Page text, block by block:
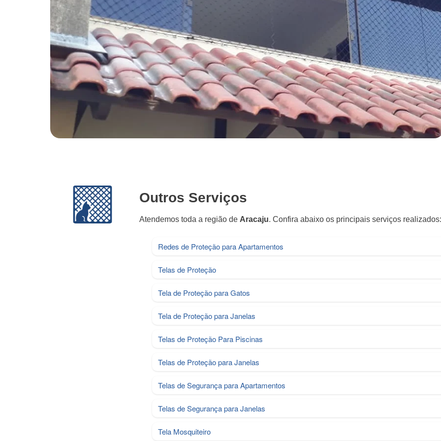
Outros Serviços
Atendemos toda a região de Aracaju. Confira abaixo os principais serviços realizados:
Redes de Proteção para Apartamentos
Telas de Proteção
Tela de Proteção para Gatos
Tela de Proteção para Janelas
Telas de Proteção Para Piscinas
Telas de Proteção para Janelas
Telas de Segurança para Apartamentos
Telas de Segurança para Janelas
Tela Mosquiteiro